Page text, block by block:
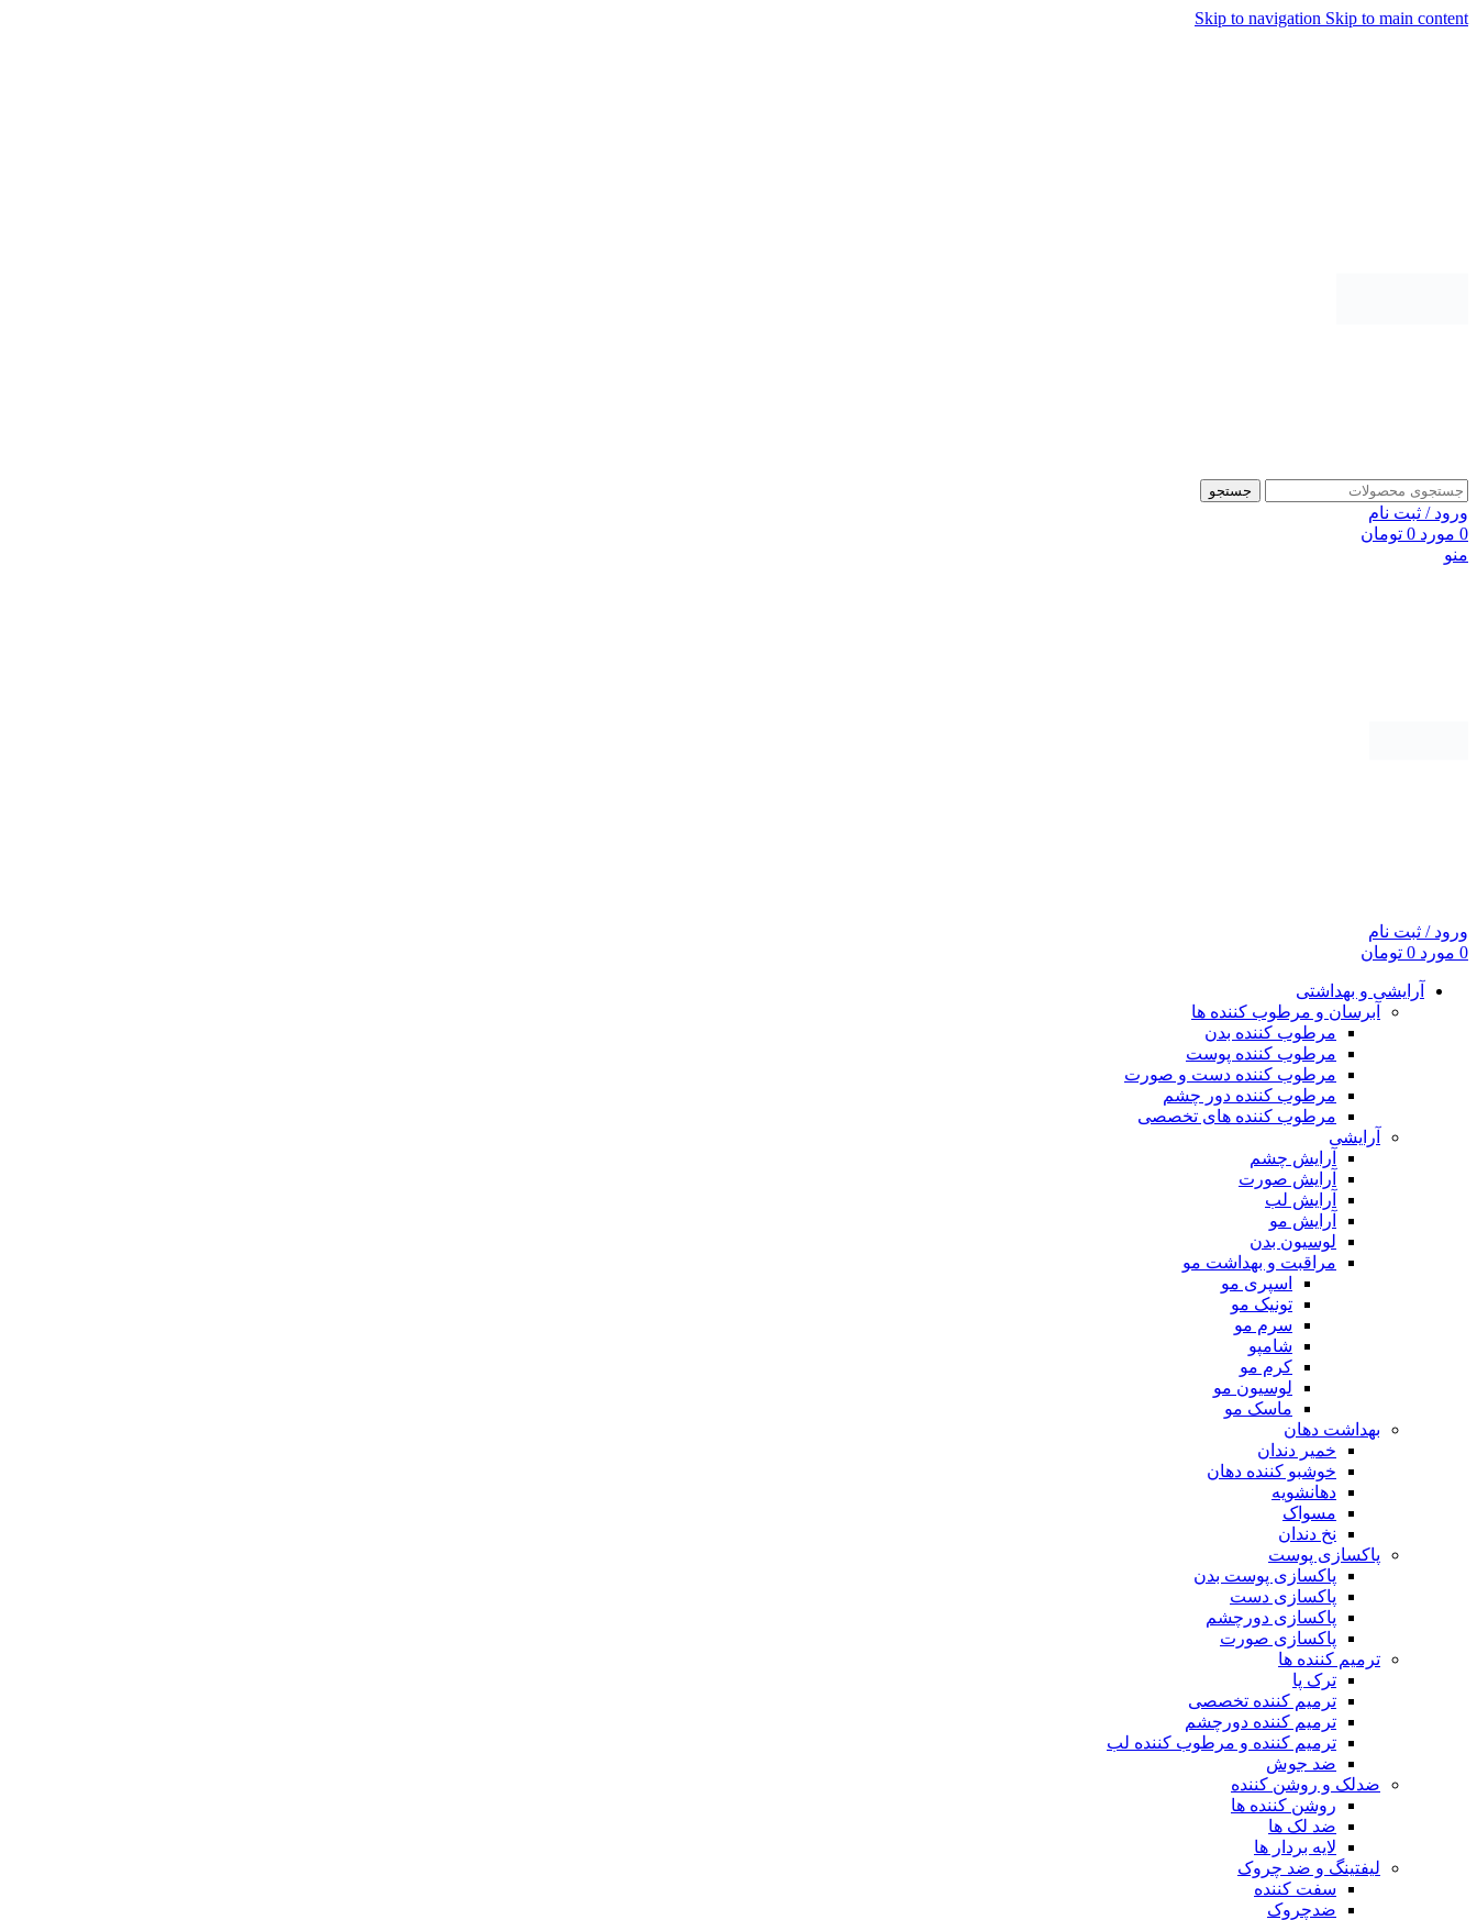
Skip to navigation Skip to main content
جستجو
ورود / ثبت نام
0 مورد 0 تومان
منو
ورود / ثبت نام
0 مورد 0 تومان
آرایشی و بهداشتی
آبرسان و مرطوب کننده ها
مرطوب کننده بدن
مرطوب کننده پوست
مرطوب کننده دست و صورت
مرطوب کننده دور چشم
مرطوب کننده های تخصصی
آرایشی
آرایش چشم
آرایش صورت
آرایش لب
آرایش مو
لوسیون بدن
مراقبت و بهداشت مو
اسپری مو
تونیک مو
سرم مو
شامپو
کرم مو
لوسیون مو
ماسک مو
بهداشت دهان
خمیر دندان
خوشبو کننده دهان
دهانشویه
مسواک
نخ دندان
پاکسازی پوست
پاکسازی پوست بدن
پاکسازی دست
پاکسازی دورچشم
پاکسازی صورت
ترمیم کننده ها
ترک پا
ترمیم کننده تخصصی
ترمیم کننده دورچشم
ترمیم کننده و مرطوب کننده لب
ضد جوش
ضدلک و روشن کننده
روشن کننده ها
ضد لک ها
لایه بردار ها
لیفتینگ و ضد چروک
سفت کننده
ضدچروک